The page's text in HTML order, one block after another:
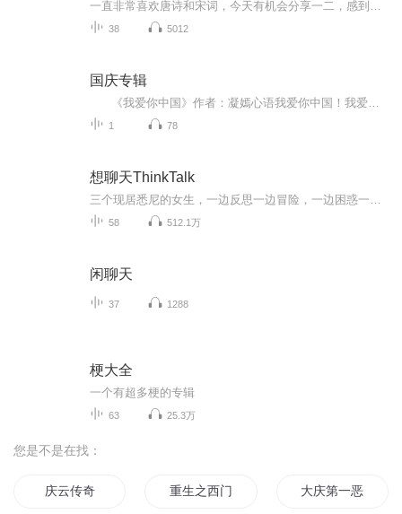
38 5012
国庆专辑
1 78
想聊天ThinkTalk
58 512.1万
闲聊天
37 1288
梗大全
一个有超多梗的专辑
63 25.3万
您是不是在找：
庆云传奇 重生之西门庆 大庆第一恶